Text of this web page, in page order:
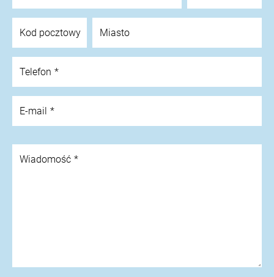
Kod pocztowy Miasto
Telefon
E-mail
Wiadomość